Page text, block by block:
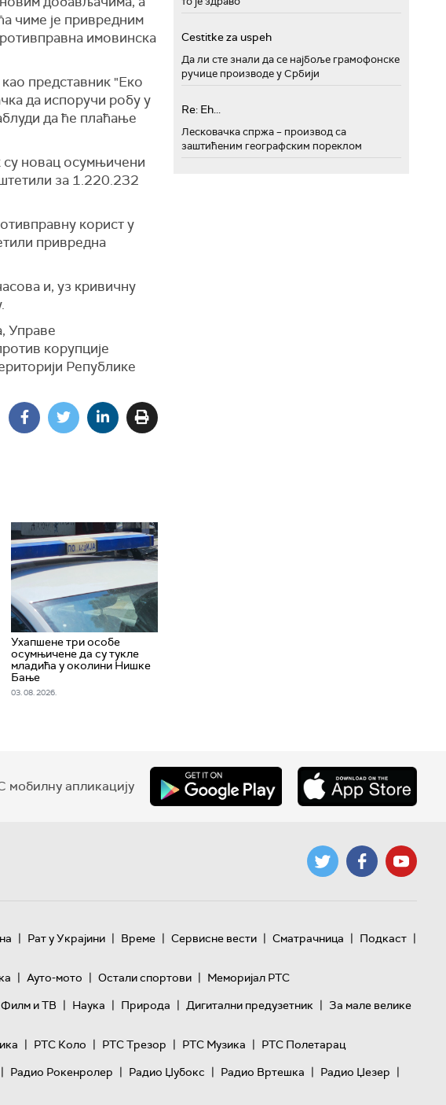
чиме је привредним
имовинска
представник "Еко
да испоручи робу у
да ће плаћање
су новац осумњичени
за 1.220.232
корист у
привредна
и, уз кривичну
Управе
корупције
Републике
Ухапшенe три особе
осумњичене да су тукле
младића у околини Нишке
Бање
03. 08. 2026.
Cestitke za uspeh
Да ли сте знали да се најбоље грамофонске
ручице производе у Србији
Re: Eh...
Лесковачка спржа – производ са
заштићеним географским пореклом
мобилну апликацију
| Рат у Украјини | Време | Сервисне вести | Сматрачница | Подкаст |
| Ауто-мото | Остали спортови | Меморијал РТС
Филм и ТВ | Наука | Природа | Дигитални предузетник | За мале велике
| РТС Коло | РТС Трезор | РТС Музика | РТС Полетарац
| Радио Рокенролер | Радио Џубокс | Радио Вртешка | Радио Џезер |